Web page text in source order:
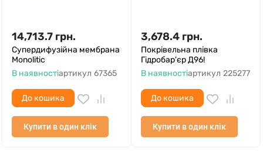
14,713.7 грн.
Супердифузійна мембрана
Monolitic
В наявностіартикул 67365
До кошика
Купити в один клік
3,678.4 грн.
Покрівельна плівка
Гідробар'єр Д96!
В наявностіартикул 225277
До кошика
Купити в один клік